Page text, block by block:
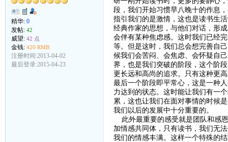
精华: 0
发帖: 42
威望: 42 点
金钱: 420 RMB
注册时间:2013-04-02
最后登录:2015-04-23
段，我们开始习惯早八晚十的作息
指引我们的是激情，这也是读书生
经典作家的思想，与他们对话，形
会伴有某种焦虑感。这时我们已经
等。但是这时，我们总会想完善自
候我们会苦闷、会焦虑、会怀疑自
界，也是我们突破的阶段，这个阶
更长远和高尚的追求。只有这种更
最后一个阶段即平常心，这是一种
力达到的状态。这时能让我们有一
累，这也让我们在面对事情的时候
我们以后的发展中十分重要的。
此外最重要的感受就是团队和感
加情感共同体，只有读书，我们无
我们的情感丰满。这样一个特殊的